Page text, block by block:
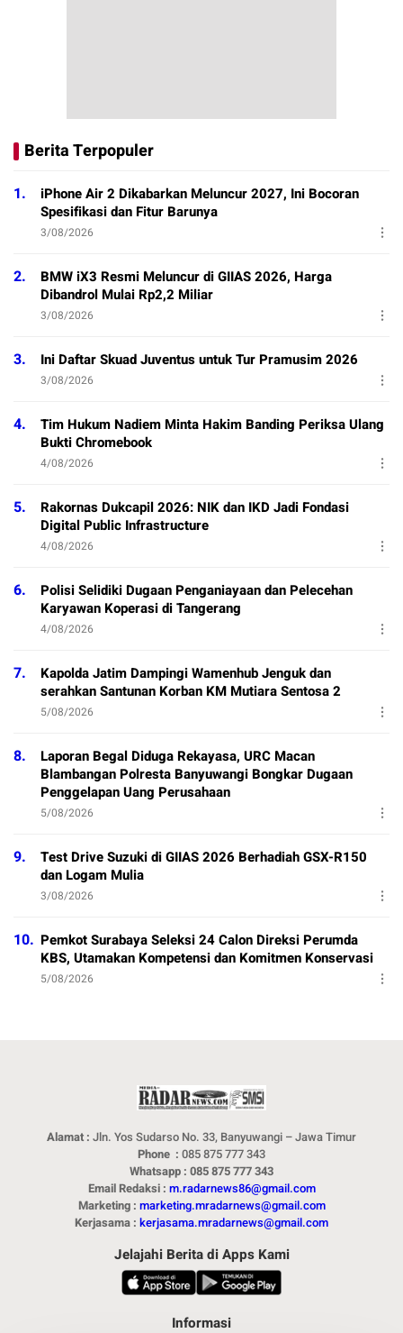
Berita Terpopuler
1.
iPhone Air 2 Dikabarkan Meluncur 2027, Ini Bocoran
Spesifikasi dan Fitur Barunya
3/08/2026
2.
BMW iX3 Resmi Meluncur di GIIAS 2026, Harga
Dibandrol Mulai Rp2,2 Miliar
3/08/2026
3. Ini Daftar Skuad Juventus untuk Tur Pramusim 2026
3/08/2026
4.
Tim Hukum Nadiem Minta Hakim Banding Periksa Ulang
Bukti Chromebook
4/08/2026
5.
Rakornas Dukcapil 2026: NIK dan IKD Jadi Fondasi
Digital Public Infrastructure
4/08/2026
6.
Polisi Selidiki Dugaan Penganiayaan dan Pelecehan
Karyawan Koperasi di Tangerang
4/08/2026
7.
Kapolda Jatim Dampingi Wamenhub Jenguk dan
serahkan Santunan Korban KM Mutiara Sentosa 2
5/08/2026
8.
Laporan Begal Diduga Rekayasa, URC Macan
Blambangan Polresta Banyuwangi Bongkar Dugaan
Penggelapan Uang Perusahaan
5/08/2026
9.
Test Drive Suzuki di GIIAS 2026 Berhadiah GSX-R150
dan Logam Mulia
3/08/2026
10. Pemkot Surabaya Seleksi 24 Calon Direksi Perumda
KBS, Utamakan Kompetensi dan Komitmen Konservasi
5/08/2026
Alamat : Jln. Yos Sudarso No. 33, Banyuwangi – Jawa Timur
Phone : 085 875 777 343
Whatsapp : 085 875 777 343
Email Redaksi : m.radarnews86@gmail.com
Marketing : marketing.mradarnews@gmail.com
Kerjasama : kerjasama.mradarnews@gmail.com
Jelajahi Berita di Apps Kami
Informasi